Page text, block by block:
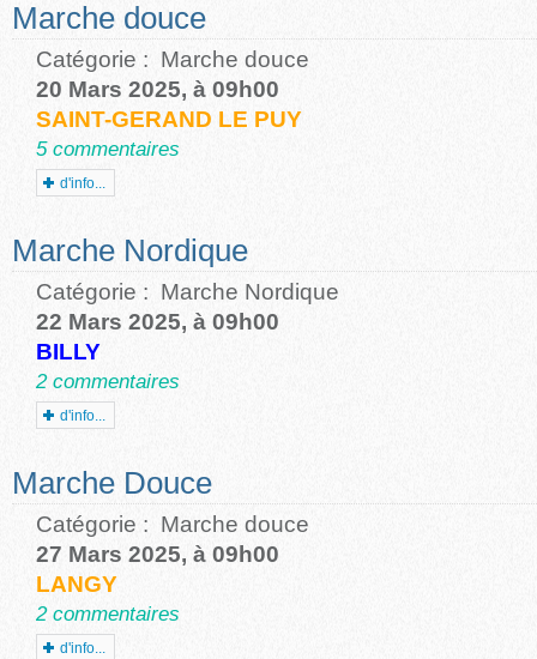
Marche douce
Catégorie : Marche douce
20 Mars 2025, à 09h00
SAINT-GERAND LE PUY
5 commentaires
d'info...
Marche Nordique
Catégorie : Marche Nordique
22 Mars 2025, à 09h00
BILLY
2 commentaires
d'info...
Marche Douce
Catégorie : Marche douce
27 Mars 2025, à 09h00
LANGY
2 commentaires
d'info...